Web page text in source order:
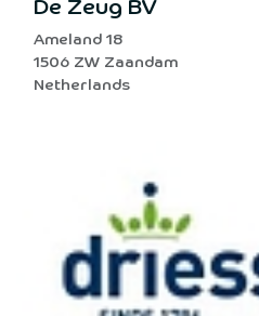
De Zeug BV
Ameland 18
1506 ZW Zaandam
Netherlands